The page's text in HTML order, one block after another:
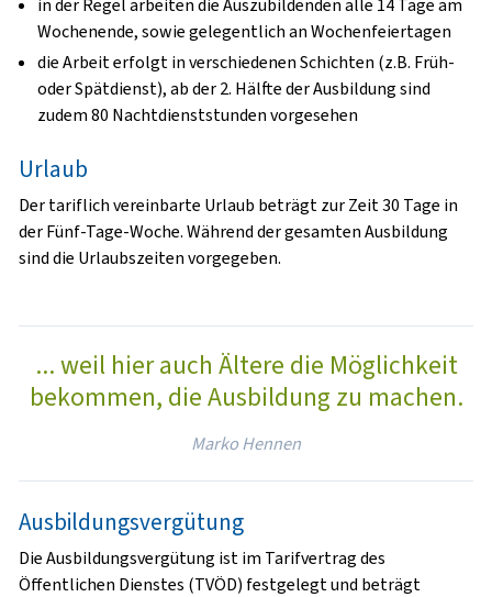
in der Regel arbeiten die Auszubildenden alle 14 Tage am
Wochenende, sowie gelegentlich an Wochenfeiertagen
die Arbeit erfolgt in verschiedenen Schichten (z.B. Früh-
oder Spätdienst), ab der 2. Hälfte der Ausbildung sind
zudem 80 Nachtdienststunden vorgesehen
Urlaub
Der tariflich vereinbarte Urlaub beträgt zur Zeit 30 Tage in
der Fünf-Tage-Woche. Während der gesamten Ausbildung
sind die Urlaubszeiten vorgegeben.
... weil hier auch Ältere die Möglichkeit
bekommen, die Ausbildung zu machen.
Marko Hennen
Ausbildungsvergütung
Die Ausbildungsvergütung ist im Tarifvertrag des
Öffentlichen Dienstes (TVÖD) festgelegt und beträgt